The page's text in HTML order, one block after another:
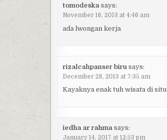
tomodeska says:
November 16, 2013 at 4:46 am
ada lwongan kerja
rizalcahpanser biru says:
December 28, 2013 at 7:35 am
Kayaknya enak tuh wisata di situ
iedha ar rahma says:
January 14, 2017 at 12:53 pm